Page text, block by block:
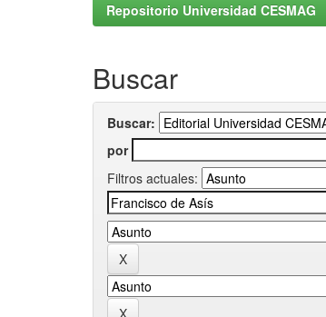
Repositorio Universidad CESMAG
Buscar
Buscar:
por
Filtros actuales: